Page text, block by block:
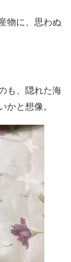
物に、思わぬ
も、隠れた海
かと想像。